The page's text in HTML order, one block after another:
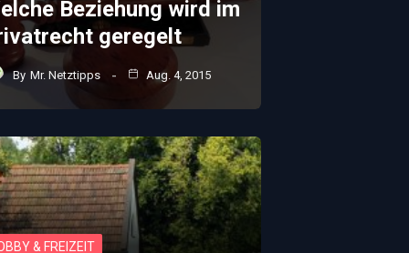
Beziehung wird im
geregelt
By Mr. Netztipps Aug. 4, 2015
& FREIZEIT